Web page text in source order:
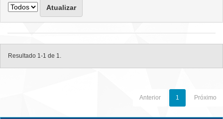
Resultado 1-1 de 1.
Anterior 1 Próximo